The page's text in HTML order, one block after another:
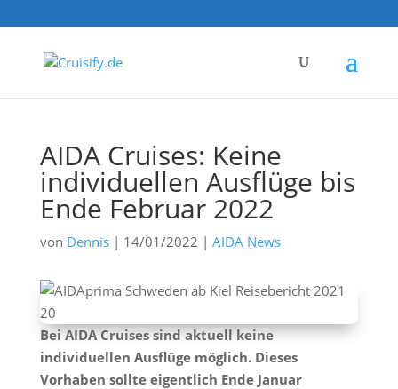
AIDA Cruises: Keine
individuellen Ausflüge bis
Ende Februar 2022
von Dennis| 14/01/2022 | AIDA News
Bei AIDA Cruises sind aktuell keine
individuellen Ausflüge möglich. Dieses
Vorhaben sollte eigentlich Ende Januar